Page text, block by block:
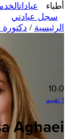
أطباء عيادات
سجل عيادتي
الرئيسية / دكتورة
10.0
1 تقييم
Aghaei